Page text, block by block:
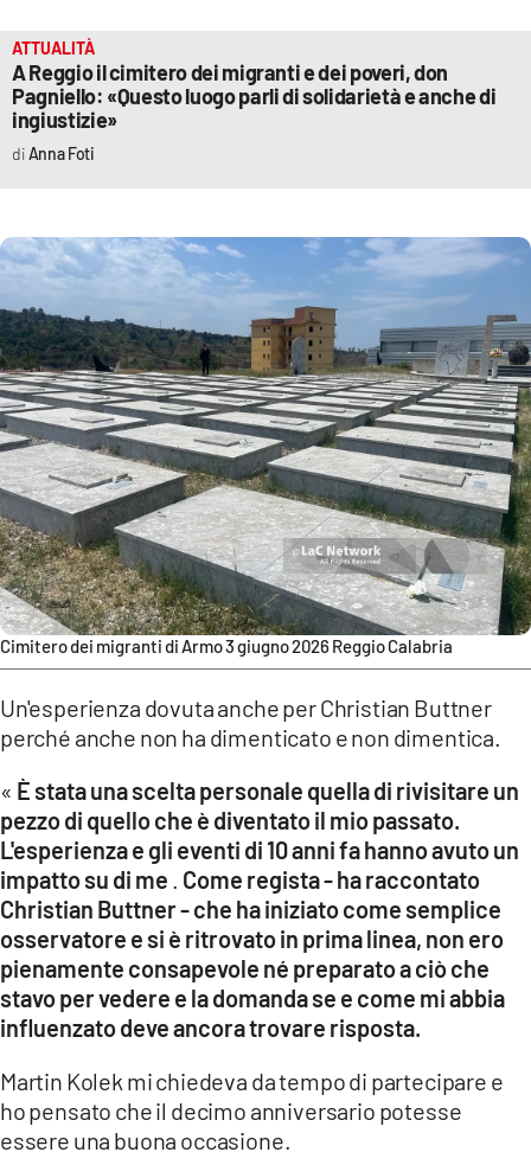
ATTUALITÀ
A Reggio il cimitero dei migranti e dei poveri, don
Pagniello: «Questo luogo parli di solidarietà e anche di
ingiustizie»
Anna Foti
Cimitero dei migranti di Armo 3 giugno 2026 Reggio Calabria
Un'esperienza dovuta anche per Christian Buttner
perché anche non ha dimenticato e non dimentica.
« È stata una scelta personale quella di rivisitare un
pezzo di quello che è diventato il mio passato.
L'esperienza e gli eventi di 10 anni fa hanno avuto un
impatto su di me Come regista - ha raccontato
Christian Buttner - che ha iniziato come semplice
osservatore e si è ritrovato in prima linea, non ero
pienamente consapevole né preparato a ciò che
stavo per vedere e la domanda se e come mi abbia
influenzato deve ancora trovare risposta.
Martin Kolek mi chiedeva da tempo di partecipare e
ho pensato che il decimo anniversario potesse
essere una buona occasione.